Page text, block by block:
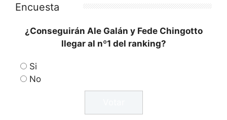
Encuesta
¿Conseguirán Ale Galán y Fede Chingotto
llegar al nº1 del ranking?
Si
No